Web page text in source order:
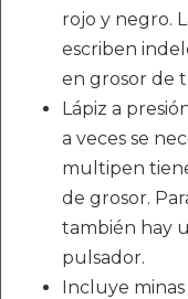
rojo y negro.
escriben
en grosor de
Lápiz a
a veces se
multipen
de grosor.
también hay
pulsador.
Incluye minas